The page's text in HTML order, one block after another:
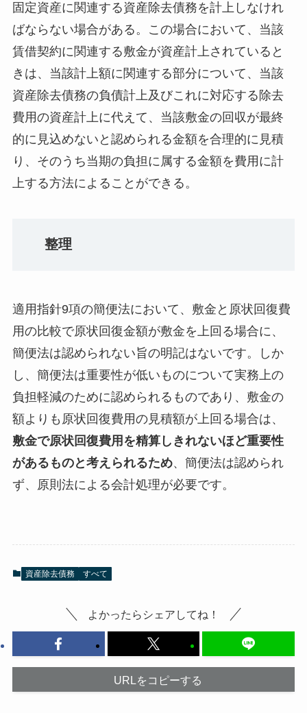
固定資産に関連する資産除去債務を計上しなけれ
ばならない場合がある。この場合において、当該
賃借契約に関連する敷金が資産計上されていると
きは、当該計上額に関連する部分について、当該
資産除去債務の負債計上及びこれに対応する除去
費用の資産計上に代えて、当該敷金の回収が最終
的に見込めないと認められる金額を合理的に見積
り、そのうち当期の負担に属する金額を費用に計
上する方法によることができる。
整理
適用指針9項の簡便法において、敷金と原状回復費
用の比較で原状回復金額が敷金を上回る場合に、
簡便法は認められない旨の明記はないです。しか
し、簡便法は重要性が低いものについて実務上の
負担軽減のために認められるものであり、敷金の
額よりも原状回復費用の見積額が上回る場合は、
敷金で原状回復費用を精算しきれないほど重要性
があるものと考えられるため、簡便法は認められ
ず、原則法による会計処理が必要です。
資産除去債務 すべて
よかったらシェアしてね！
URLをコピーする